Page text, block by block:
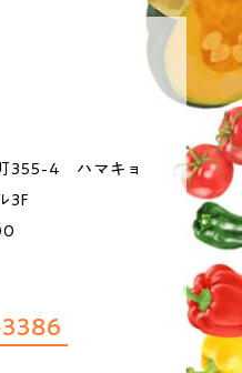
355-4 ハマキョ
3F